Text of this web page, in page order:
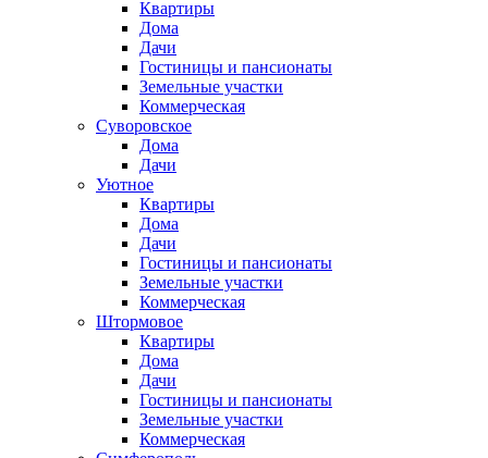
Квартиры
Дома
Дачи
Гостиницы и пансионаты
Земельные участки
Коммерческая
Суворовское
Дома
Дачи
Уютное
Квартиры
Дома
Дачи
Гостиницы и пансионаты
Земельные участки
Коммерческая
Штормовое
Квартиры
Дома
Дачи
Гостиницы и пансионаты
Земельные участки
Коммерческая